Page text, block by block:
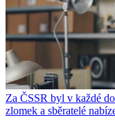
Za ČSSR byl v každé
zlomek a sběratelé